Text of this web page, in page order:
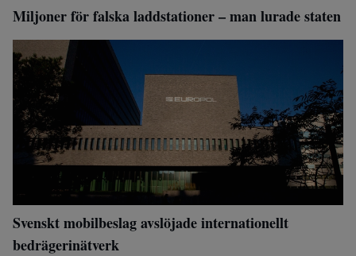
Miljoner för falska laddstationer – man lurade staten
Svenskt mobilbeslag avslöjade internationellt
bedrägerinätverk